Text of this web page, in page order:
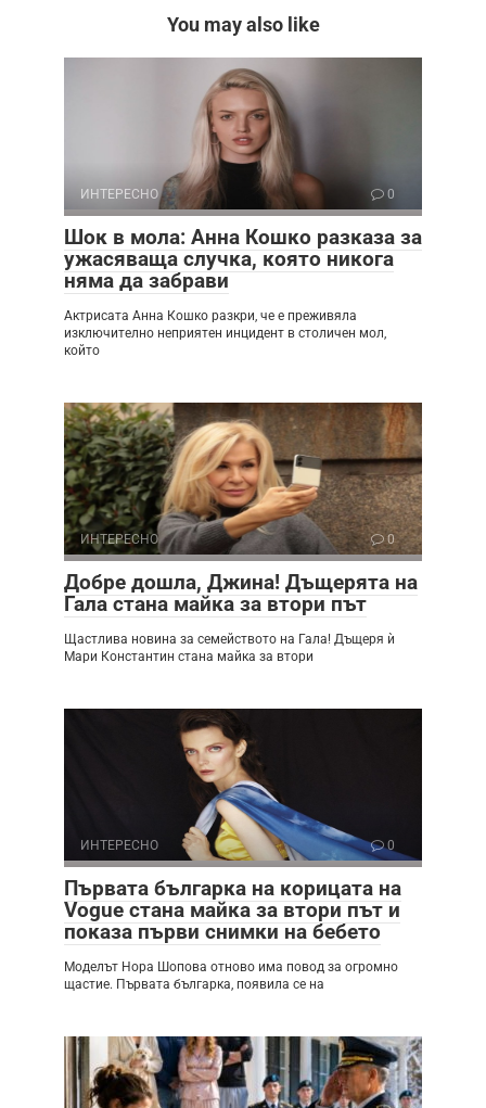
You may also like
ИНТЕРЕСНО 0
Шок в мола: Анна Кошко разказа за
ужасяваща случка, която никога
няма да забрави
Актрисата Анна Кошко разкри, че е преживяла
изключително неприятен инцидент в столичен мол,
който
ИНТЕРЕСНО 0
Добре дошла, Джина! Дъщерята на
Гала стана майка за втори път
Щастлива новина за семейството на Гала! Дъщеря ѝ
Мари Константин стана майка за втори
ИНТЕРЕСНО 0
Първата българка на корицата на
Vogue стана майка за втори път и
показа първи снимки на бебето
Моделът Нора Шопова отново има повод за огромно
щастие. Първата българка, появила се на